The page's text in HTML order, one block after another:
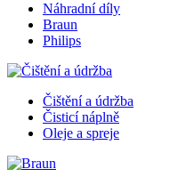
Náhradní díly
Braun
Philips
Čištění a údržba
Čisticí náplně
Oleje a spreje